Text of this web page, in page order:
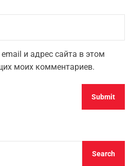
и адрес сайта в этом
моих комментариев.
Search